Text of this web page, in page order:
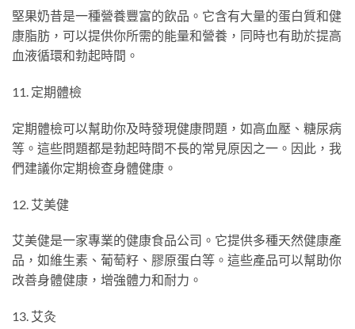
堅果奶昔是一種營養豐富的飲品。它含有大量的蛋白質和健
康脂肪，可以提供你所需的能量和營養，同時也有助於提高
血液循環和勃起時間。
11. 定期體檢
定期體檢可以幫助你及時發現健康問題，如高血壓、糖尿病
等。這些問題都是勃起時間不長的常見原因之一。因此，我
們建議你定期檢查身體健康。
12. 艾美健
艾美健是一家專業的健康食品公司。它提供多種天然健康產
品，如維生素、葡萄籽、膠原蛋白等。這些產品可以幫助你
改善身體健康，增強體力和耐力。
13. 艾灸